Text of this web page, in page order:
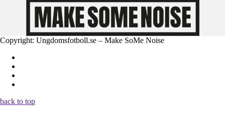
Copyright: Ungdomsfotboll.se – Make SoMe Noise
back to top